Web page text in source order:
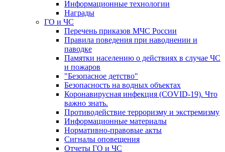
Информационные технологии
Награды
ГО и ЧС
Перечень приказов МЧС России
Правила поведения при наводнении и
паводке
Памятки населению о действиях в случае ЧС
и пожаров
"Безопасное детство"
Безопасность на водных объектах
Коронавирусная инфекция (COVID-19). Что
важно знать.
Противодействие терроризму и экстремизму
Информационные материалы
Нормативно-правовые акты
Сигналы оповещения
Отчеты ГО и ЧС